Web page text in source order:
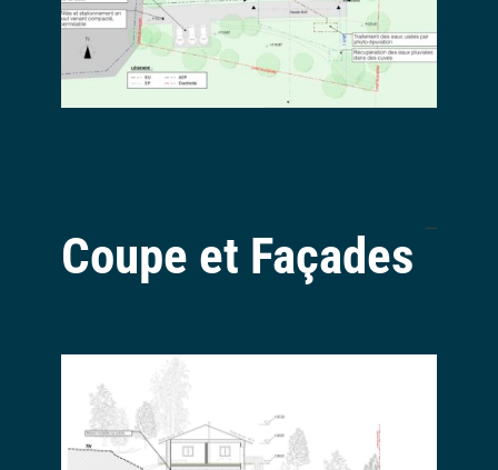
Coupe et Façades